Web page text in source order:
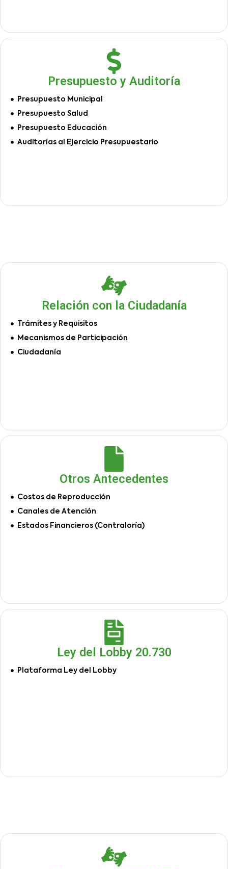
Presupuesto y Auditoría
Presupuesto Municipal
Presupuesto Salud
Presupuesto Educación
Auditorías al Ejercicio Presupuestario
Relación con la Ciudadanía
Trámites y Requisitos
Mecanismos de Participación
Ciudadanía
Otros Antecedentes
Costos de Reproducción
Canales de Atención
Estados Financieros (Contraloría)
Ley del Lobby 20.730
Plataforma Ley del Lobby